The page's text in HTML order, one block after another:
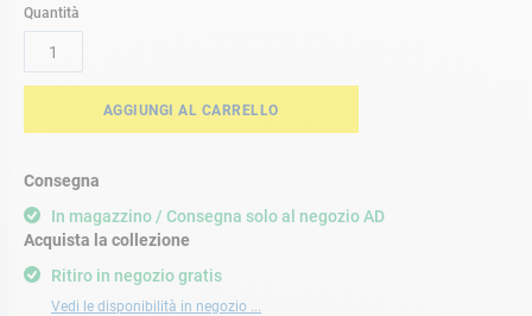
Quantità
AGGIUNGI AL CARRELLO
Consegna
In magazzino / Consegna solo al negozio AD
Ritiro in negozio gratis
Vedi le disponibilità in negozio ...
Acquista la collezione